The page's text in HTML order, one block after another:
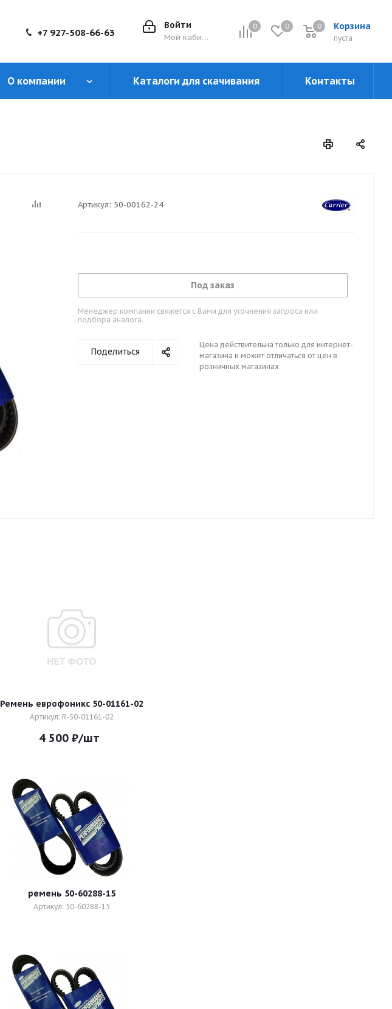
0 0 Корзина
0
пуста
0
Войти
Мой кабинет
+7 927-508-66-63
О компании Каталоги для скачивания Контакты
Артикул: 50-00162-24
Под заказ
Менеджер компании свяжется с Вами для уточнения запроса или
подбора аналога.
Поделиться
Цена действительна только для интернет-
магазина и может отличаться от цен в
розничных магазинах
Ремень еврофоникс 50-01161-02
Артикул: R-50-01161-02
4 500 ₽/шт
ремень 50-60288-15
Артикул: 50-60288-15